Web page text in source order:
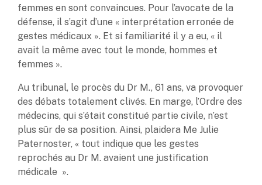
femmes en sont convaincues. Pour l’avocate de la
défense, il s’agit d’une « interprétation erronée de
gestes médicaux ». Et si familiarité il y a eu, « il
avait la même avec tout le monde, hommes et
femmes ».
Au tribunal, le procès du Dr M., 61 ans, va provoquer
des débats totalement clivés. En marge, l’Ordre des
médecins, qui s’était constitué partie civile, n’est
plus sûr de sa position. Ainsi, plaidera Me Julie
Paternoster, « tout indique que les gestes
reprochés au Dr M. avaient une justification
médicale ».